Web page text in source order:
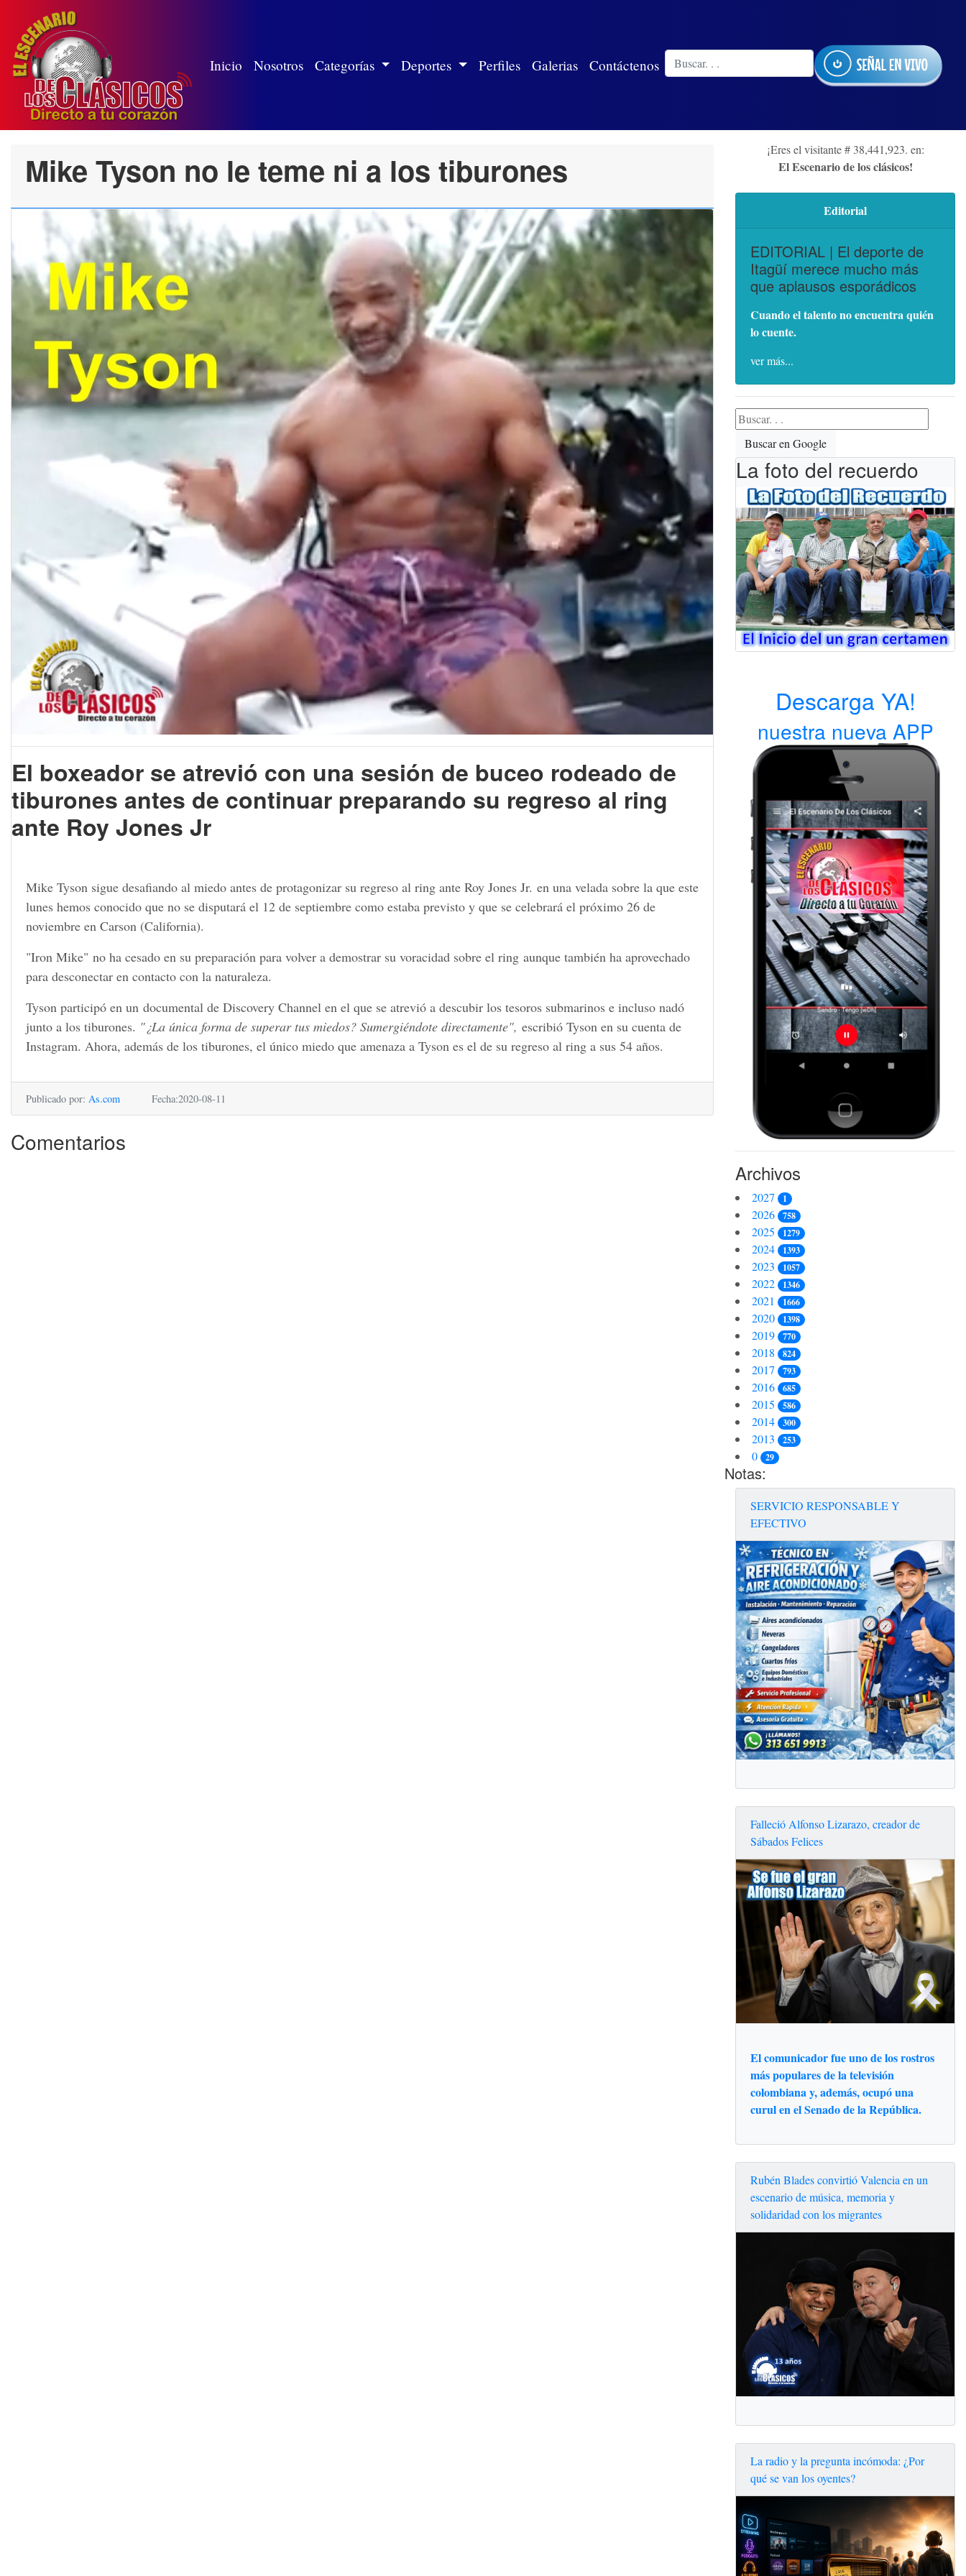
Inicio Nosotros(white)
Categorías Deportes Perfiles Galerias Contáctenos
Mike Tyson no le teme ni a los tiburones
El boxeador se atrevió con una sesión de buceo rodeado de
tiburones antes de continuar preparando su regreso al ring
ante Roy Jones Jr
Mike Tyson sigue desafiando al miedo antes de protagonizar su regreso al ring ante Roy Jones Jr. en una velada sobre la que este
lunes hemos conocido que no se disputará el 12 de septiembre como estaba previsto y que se celebrará el próximo 26 de
noviembre en Carson (California).
"Iron Mike" no ha cesado en su preparación para volver a demostrar su voracidad sobre el ring aunque también ha aprovechado
para desconectar en contacto con la naturaleza.
Tyson participó en un documental de Discovery Channel en el que se atrevió a descubir los tesoros submarinos e incluso nadó
junto a los tiburones. "¿La única forma de superar tus miedos? Sumergiéndote directamente", escribió Tyson en su cuenta de
Instagram. Ahora, además de los tiburones, el único miedo que amenaza a Tyson es el de su regreso al ring a sus 54 años.
Publicado por: As.com Fecha:2020-08-11
Comentarios
¡Eres el visitante # 38,441,923. en:
El Escenario de los clásicos!
Editorial
EDITORIAL | El deporte de
Itagüí merece mucho más
que aplausos esporádicos
Cuando el talento no encuentra quién
lo cuente.
ver más...
Buscar en Google
La foto del recuerdo
Descarga YA!
nuestra nueva APP
Archivos
2027 1
2026 758
2025 1279
2024 1393
2023 1057
2022 1346
2021 1666
2020 1398
2019 770
2018 824
2017 793
2016 685
2015 586
2014 300
2013 253
0 29
Notas:
SERVICIO RESPONSABLE Y
EFECTIVO
Falleció Alfonso Lizarazo, creador de
Sábados Felices
El comunicador fue uno de los rostros
más populares de la televisión
colombiana y, además, ocupó una
curul en el Senado de la República.
Rubén Blades convirtió Valencia en un
escenario de música, memoria y
solidaridad con los migrantes
La radio y la pregunta incómoda: ¿Por
qué se van los oyentes?